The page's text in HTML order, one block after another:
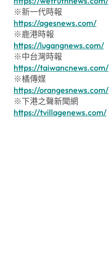
※新一代時報
https://agesnews.com/
※鹿港時報
https://lugangnews.com/
※中台灣時報
https://taiwancnews.com/
※橘傳媒
https://orangesnews.com/
※下港之聲新聞網
https://tvillagenews.com/